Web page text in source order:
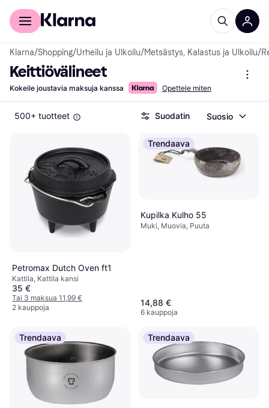
Kuluttajille
Klarna/Shopping/Urheilu ja Ulkoilu/Metsästys, Kalastus ja Ulkoilu/
Keittiövälineet
Kokeile joustavia maksuja kanssa Opettele miten
500+ tuotteet Suodatin Suosio
Petromax Dutch Oven ft1
Kattila, Kattila kansi
35 €
Tai 3 maksua 11,99 €
2 kauppoja
Trendaava
Kupilka Kulho 55
Muki, Muovia, Puuta
14,88 €
6 kauppoja
Trendaava Trendaava